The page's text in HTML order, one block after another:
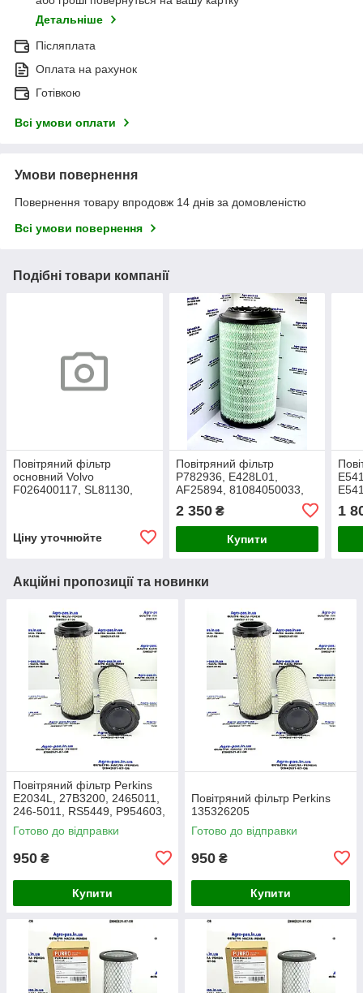
Детальніше
Післяплата
Оплата на рахунок
Готівкою
Всі умови оплати
Умови повернення
Повернення товару впродовж 14 днів за домовленістю
Всі умови повернення
Подібні товари компанії
Повітряний фільтр
основний Volvo
F026400117, SL81130,
C31134/5, 21834199
Ціну уточнюйте
Повітряний фільтр
P782936, E428L01,
AF25894, 81084050033,
81084050020, C271250/1
Man
2 350₴
Купити
1
Акційні пропозиції та новинки
Повітряний фільтр Perkins
E2034L, 27B3200, 2465011,
246-5011, RS5449, P954603,
AF26659, 49205, SA16350,
915-851, 20000-13715
Готово до відправки
950 ₴
Купити
Повітряний фільтр Perkins
135326205
Готово до відправки
950 ₴
Купити